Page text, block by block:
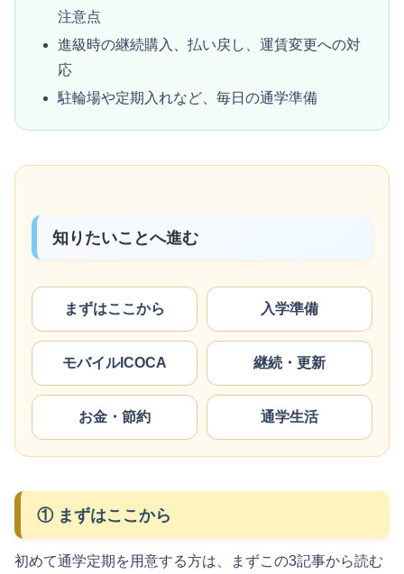
注意点
進級時の継続購入、払い戻し、運賃変更への対
応
駐輪場や定期入れなど、毎日の通学準備
知りたいことへ進む
まずはここから 入学準備
モバイルICOCA 継続・更新
お金・節約 通学生活
① まずはここから
初めて通学定期を用意する方は、まずこの3記事から読む